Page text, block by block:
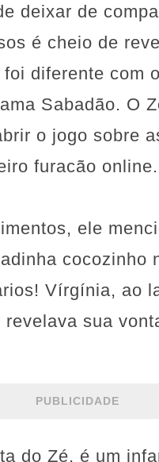
deixar de
é cheio de
diferente com
Sabadão. O
o jogo sobre
furacão online.
ele
cocozinho
Vírgínia, ao
sua
PUBLICIDADE
do Zé, é um